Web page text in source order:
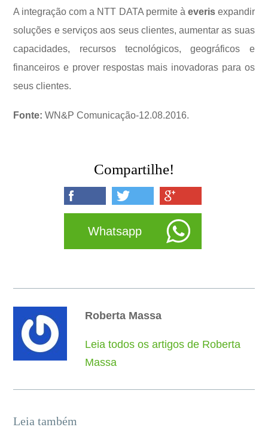
A integração com a NTT DATA permite à everis expandir
soluções e serviços aos seus clientes, aumentar as suas
capacidades, recursos tecnológicos, geográficos e
financeiros e prover respostas mais inovadoras para os
seus clientes.
Fonte: WN&P Comunicação-12.08.2016.
Compartilhe!
Whatsapp
Roberta Massa
Leia todos os artigos de Roberta
Massa
Leia também